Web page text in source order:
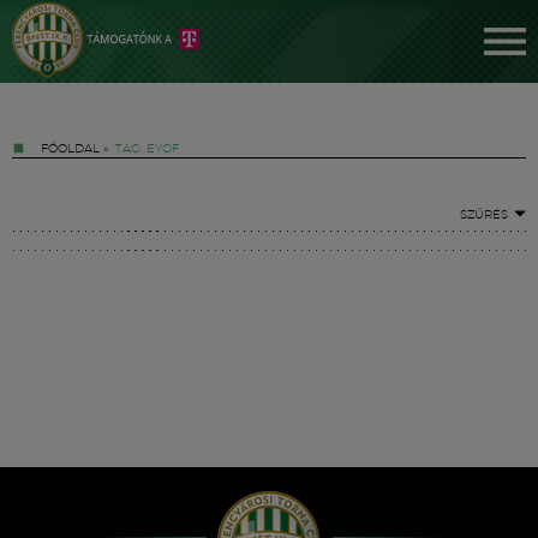
FŐOLDAL » TAG: EYOF
SZŰRÉS
Hírek